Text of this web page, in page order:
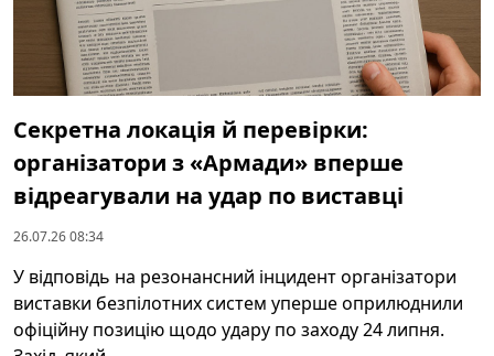
Секретна локація й перевірки:
організатори з «Армади» вперше
відреагували на удар по виставці
26.07.26 08:34
У відповідь на резонансний інцидент організатори
виставки безпілотних систем уперше оприлюднили
офіційну позицію щодо удару по заходу 24 липня.